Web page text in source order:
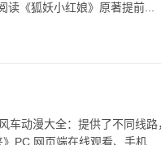
《狐妖小红娘》原著提前...
动漫大全：提供了不同线路
PC 网页端在线观看、手机 ...